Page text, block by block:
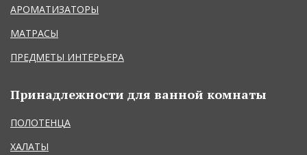
АРОМАТИЗАТОРЫ
МАТРАСЫ
ПРЕДМЕТЫ ИНТЕРЬЕРА
Принадлежности для ванной комнаты
ПОЛОТЕНЦА
ХАЛАТЫ